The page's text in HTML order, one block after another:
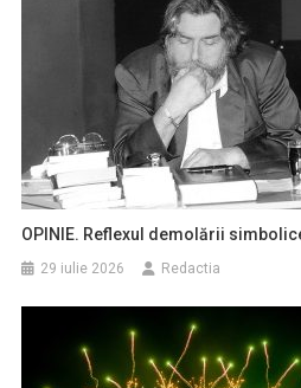
OPINIE. Reflexul demolării
29 iulie 2026 Redactia